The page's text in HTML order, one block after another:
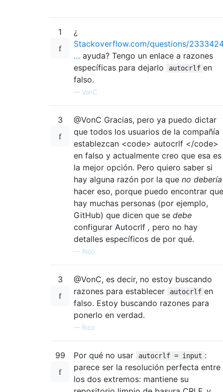
1
¿
Stackoverflow.com/questions/
… ayuda? Tengo un enlace a razones
específicas para dejarlo
autocrlf en
falso.
— VonC
3
@VonC Gracias, pero ya puedo dictar
que todos los usuarios de la compañía
establezcan <code> autocrlf </code>
en falso y actualmente creo que esa es
la mejor opción. Pero quiero saber si
hay alguna razón por la que no debería
hacer eso, porque puedo encontrar que
hay muchas personas (por ejemplo,
GitHub) que dicen que se debe
configurar Autocrlf , pero no hay
detalles específicos de por qué.
— Rico
3
@VonC, es decir, no estoy buscando
razones para establecer
autocrlf en
falso. Estoy buscando razones para
ponerlo en verdad.
— Rico
99 Por qué no usar autocrlf = input :
parece ser la resolución perfecta entre
los dos extremos: mantiene su